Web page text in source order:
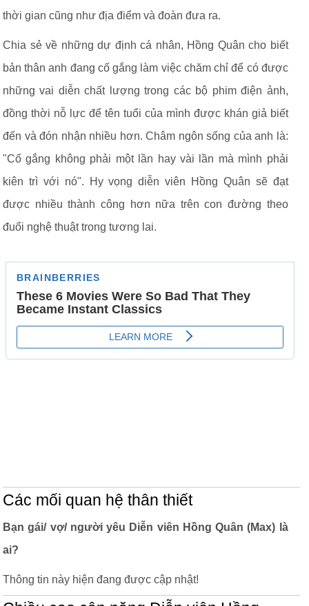
thời gian cũng như địa điểm và đoàn đưa ra.
Chia sẻ về những dự định cá nhân, Hồng Quân cho biết
bản thân anh đang cố gắng làm việc chăm chỉ để có được
những vai diễn chất lượng trong các bộ phim điện ảnh,
đồng thời nỗ lực để tên tuổi của mình được khán giả biết
đến và đón nhận nhiều hơn. Châm ngôn sống của anh là:
"Cố gắng không phải một lần hay vài lần mà mình phải
kiên trì với nó". Hy vọng diễn viên Hồng Quân sẽ đạt
được nhiều thành công hơn nữa trên con đường theo
đuổi nghệ thuật trong tương lai.
Các mối quan hệ thân thiết
Bạn gái/ vợ/ người yêu Diễn viên Hồng Quân (Max) là
ai?
Thông tin này hiện đang được cập nhật!